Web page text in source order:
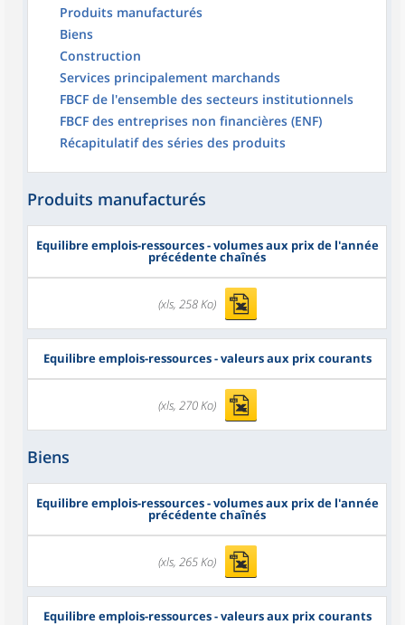
Produits manufacturés
Biens
Construction
Services principalement marchands
FBCF de l'ensemble des secteurs institutionnels
FBCF des entreprises non financières (ENF)
Récapitulatif des séries des produits
Produits manufacturés
Equilibre emplois-ressources - volumes aux prix de l'année
précédente chaînés
(xls, 258 Ko)
Equilibre emplois-ressources - valeurs aux prix courants
(xls, 270 Ko)
Biens
Equilibre emplois-ressources - volumes aux prix de l'année
précédente chaînés
(xls, 265 Ko)
Equilibre emplois-ressources - valeurs aux prix courants